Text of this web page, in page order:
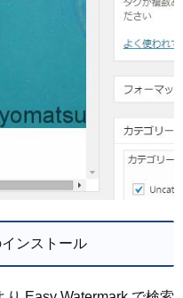
ンストール